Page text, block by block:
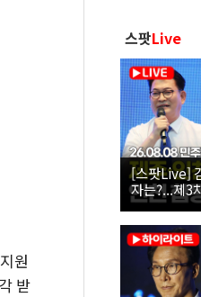
원
받
스팟Live
[스팟Live]
자는?...제3
합동연설회